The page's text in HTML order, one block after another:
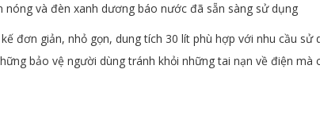
và đèn xanh dương báo nước đã sẵn sàng sử dụng
đơn giản, nhỏ gọn, dung tích 30 lít phù hợp với nhu cầu sử
bảo vệ người dùng tránh khỏi những tai nạn về điện mà